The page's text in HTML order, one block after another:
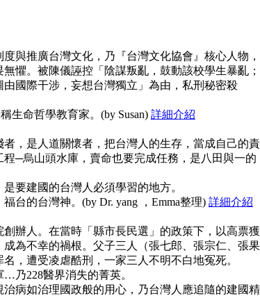
與推廣台灣文化，乃『台灣文化協會』核心人物，
懼。被陳儀誣控「陰謀叛亂，鼓動該校學生暴亂；
國際干涉，妄想台灣獨立」為由，私刑秘密殺
生命哲學教育家。(by Susan) 詳細介紹
者，是人道關懷者，把台灣人的生存，當成自己的責
─烏山頭水庫，賣命也要完成任務，是八田與一的
要建國的台灣人必須學習的地方。
台的台灣神。(by Dr. yang ，Emma整理) 詳細介紹
辦人。在當時「縣市長民選」的政策下，以高票獲
為不幸的禍根。父子三人（張七郎、張宗仁、張果
，遭受凌虐酷刑，一家三人不明不白地冤死。
乃228醫界消失的菁英。
病如治理國政般的用心，乃台灣人應追隨的建國精